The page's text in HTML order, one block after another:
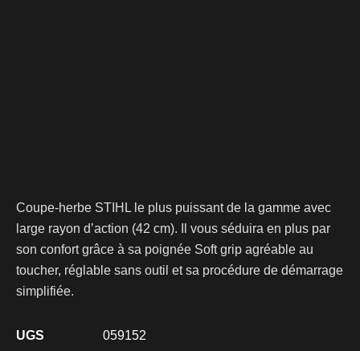
Coupe-herbe STIHL le plus puissant de la gamme avec
large rayon d’action (42 cm). Il vous séduira en plus par
son confort grâce à sa poignée Soft grip agréable au
toucher, réglable sans outil et sa procédure de démarrage
simplifiée.
UGS
059152